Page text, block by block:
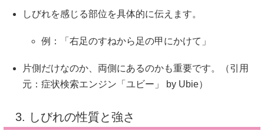
しびれを感じる部位を具体的に伝えます。
例： 「右足のすねから足の甲にかけて」
片側だけなのか、両側にあるのかも重要です。（引用
元： 症状検索エンジン「ユビー」 by Ubie）
3. しびれの性質と強さ